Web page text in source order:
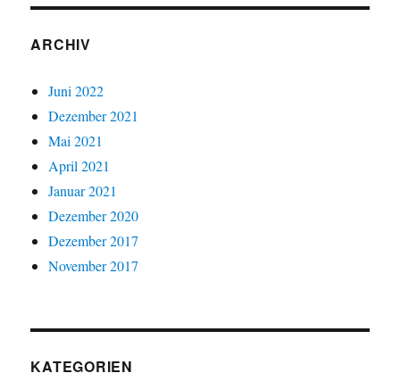
ARCHIV
Juni 2022
Dezember 2021
Mai 2021
April 2021
Januar 2021
Dezember 2020
Dezember 2017
November 2017
KATEGORIEN